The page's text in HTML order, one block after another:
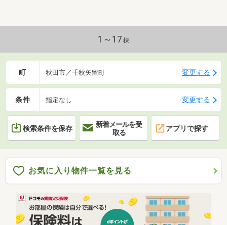
1～17 棟
町 秋田市／千秋矢留町 変更する
条件 指定なし 変更する
検索条件を保存
新着メールを受
取る
アプリで探す
お気に入り物件一覧を見る